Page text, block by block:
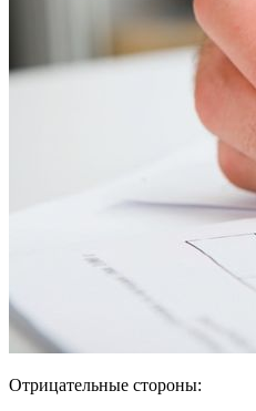
Отрицательные стороны: